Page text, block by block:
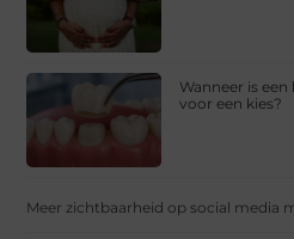
Wanneer is
voor een kies?
Meer zichtbaarheid op social media